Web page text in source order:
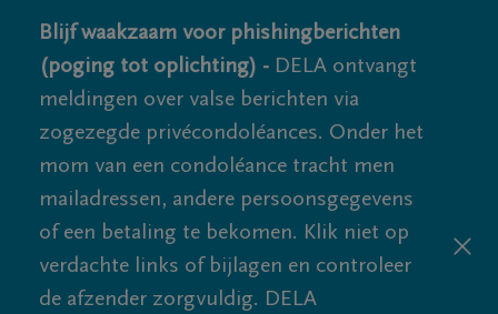
Blijf waakzaam voor phishingberichten
(poging tot oplichting) - DELA ontvangt
meldingen over valse berichten via
zogezegde privécondoléances. Onder het
mom van een condoléance tracht men
mailadressen, andere persoonsgegevens
of een betaling te bekomen. Klik niet op
verdachte links of bijlagen en controleer
de afzender zorgvuldig. DELA